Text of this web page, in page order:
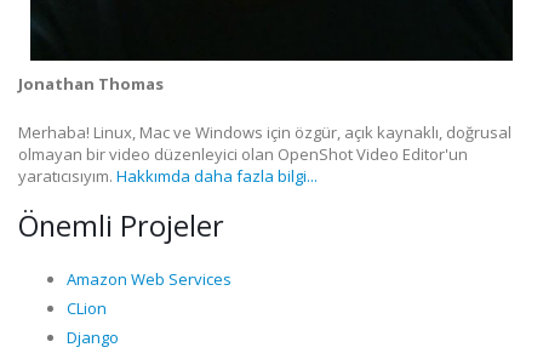
Jonathan Thomas
Merhaba! Linux, Mac ve Windows için özgür, açık kaynaklı, doğrusal
olmayan bir video düzenleyici olan OpenShot Video Editor'un
yaratıcısıyım. Hakkımda daha fazla bilgi...
Önemli Projeler
Amazon Web Services
CLion
Django